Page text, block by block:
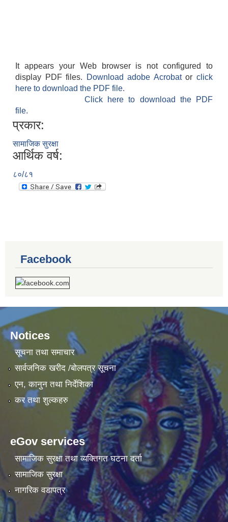
It appears your Web browser is not configured to
display PDF files.
Download adobe Acrobatorclick
here to download the PDF file.
Click here to download the PDF
file.
प्रकार:
सामाजिक सुरक्षा
आर्थिक वर्ष:
८०/८१
Facebook
Notices
सूचना तथा समाचार
सार्वजनिक खरीद /बोलपत्र सूचना
एन, कानुन तथा निर्देशिका
कर तथा शुल्कहरु
eGov services
सामाजिक सुरक्षा तथा व्यक्तिगत घटना दर्ता
सामाजिक सुरक्षा
नागरिक वडापत्र